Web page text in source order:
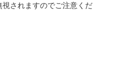
されますのでご注意くだ